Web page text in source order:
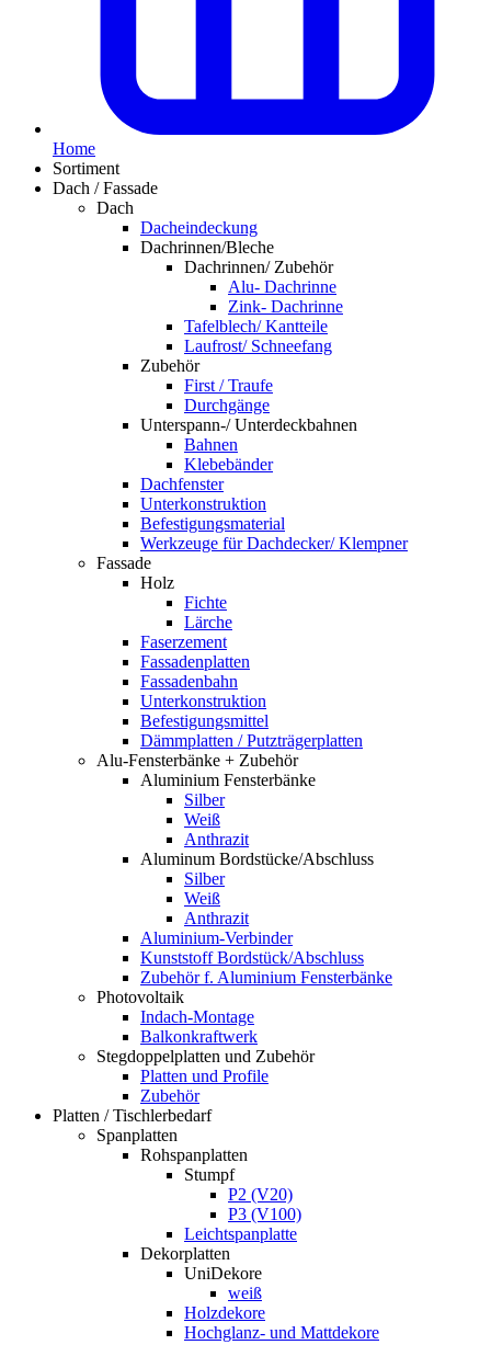
Home
Sortiment
Dach / Fassade
Dach
Dacheindeckung
Dachrinnen/Bleche
Dachrinnen/ Zubehör
Alu- Dachrinne
Zink- Dachrinne
Tafelblech/ Kantteile
Laufrost/ Schneefang
Zubehör
First / Traufe
Durchgänge
Unterspann-/ Unterdeckbahnen
Bahnen
Klebebänder
Dachfenster
Unterkonstruktion
Befestigungsmaterial
Werkzeuge für Dachdecker/ Klempner
Fassade
Holz
Fichte
Lärche
Faserzement
Fassadenplatten
Fassadenbahn
Unterkonstruktion
Befestigungsmittel
Dämmplatten / Putzträgerplatten
Alu-Fensterbänke + Zubehör
Aluminium Fensterbänke
Silber
Weiß
Anthrazit
Aluminum Bordstücke/Abschluss
Silber
Weiß
Anthrazit
Aluminium-Verbinder
Kunststoff Bordstück/Abschluss
Zubehör f. Aluminium Fensterbänke
Photovoltaik
Indach-Montage
Balkonkraftwerk
Stegdoppelplatten und Zubehör
Platten und Profile
Zubehör
Platten / Tischlerbedarf
Spanplatten
Rohspanplatten
Stumpf
P2 (V20)
P3 (V100)
Leichtspanplatte
Dekorplatten
UniDekore
weiß
Holzdekore
Hochglanz- und Mattdekore